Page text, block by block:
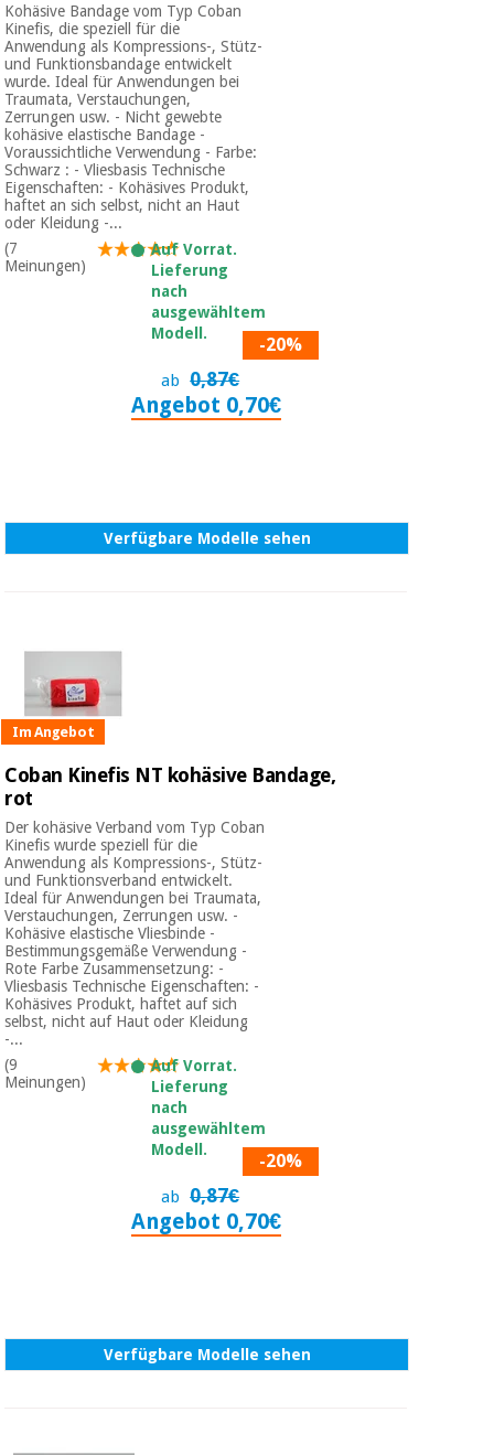
Kohäsive Bandage vom Typ Coban
Kinefis, die speziell für die
Anwendung als Kompressions-, Stütz-
und Funktionsbandage entwickelt
wurde. Ideal für Anwendungen bei
Traumata, Verstauchungen,
Zerrungen usw. - Nicht gewebte
kohäsive elastische Bandage -
Voraussichtliche Verwendung - Farbe:
Schwarz : - Vliesbasis Technische
Eigenschaften: - Kohäsives Produkt,
haftet an sich selbst, nicht an Haut
oder Kleidung -...
(7
Meinungen)
Auf Vorrat.
Lieferung
nach
ausgewähltem
Modell.
-20%
ab 0,87€
Angebot 0,70€
Verfügbare Modelle sehen
Im Angebot
Coban Kinefis NT kohäsive Bandage,
rot
Der kohäsive Verband vom Typ Coban
Kinefis wurde speziell für die
Anwendung als Kompressions-, Stütz-
und Funktionsverband entwickelt.
Ideal für Anwendungen bei Traumata,
Verstauchungen, Zerrungen usw. -
Kohäsive elastische Vliesbinde -
Bestimmungsgemäße Verwendung -
Rote Farbe Zusammensetzung: -
Vliesbasis Technische Eigenschaften: -
Kohäsives Produkt, haftet auf sich
selbst, nicht auf Haut oder Kleidung
-...
(9
Meinungen)
Auf Vorrat.
Lieferung
nach
ausgewähltem
Modell.
-20%
ab 0,87€
Angebot 0,70€
Verfügbare Modelle sehen